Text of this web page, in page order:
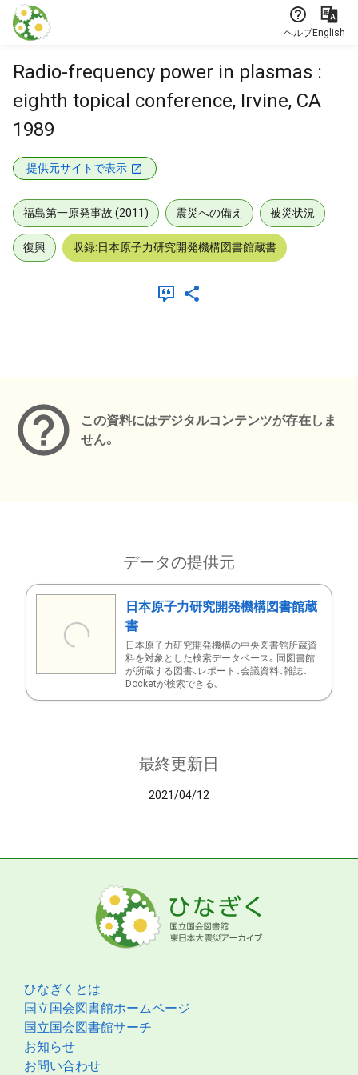
本文に飛ぶ
ヘルプEnglish
Radio-frequency power in plasmas :
eighth topical conference, Irvine, CA
1989
提供元サイトで表示
福島第一原発事故 (2011) 震災への備え 被災状況
復興 収録:日本原子力研究開発機構図書館蔵書
この資料にはデジタルコンテンツが存在しま
せん。
データの提供元
日本原子力研究開発機構図書館蔵
書
日本原子力研究開発機構の中央図書館所蔵資
料を対象とした検索データベース。同図書館
が所蔵する図書、レポート、会議資料、雑誌、
Docketが検索できる。
最終更新日
2021/04/12
ひなぎくとは
国立国会図書館ホームページ
国立国会図書館サーチ
お知らせ
お問い合わせ